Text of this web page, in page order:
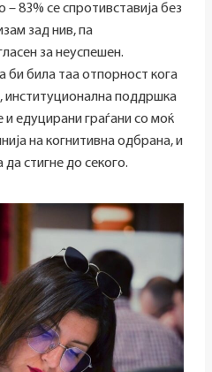
83% се спротивставија без
зад нив, па
за неуспешен.
би била таа отпорност кога
институционална поддршка
едуцирани граѓани со моќ
на когнитивна одбрана, и
стигне до секого.